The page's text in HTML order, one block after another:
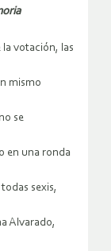
votación, las
mismo
se
en una ronda
sexis,
Alvarado,